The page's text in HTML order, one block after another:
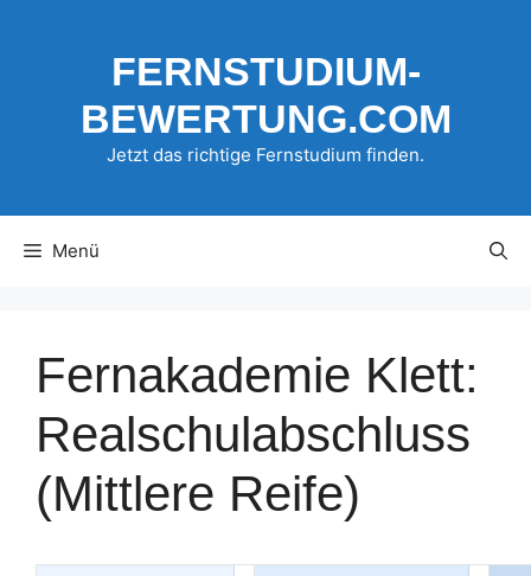
FERNSTUDIUM-
BEWERTUNG.COM
Jetzt das richtige Fernstudium finden.
Menü
Fernakademie Klett:
Realschulabschluss
(Mittlere Reife)